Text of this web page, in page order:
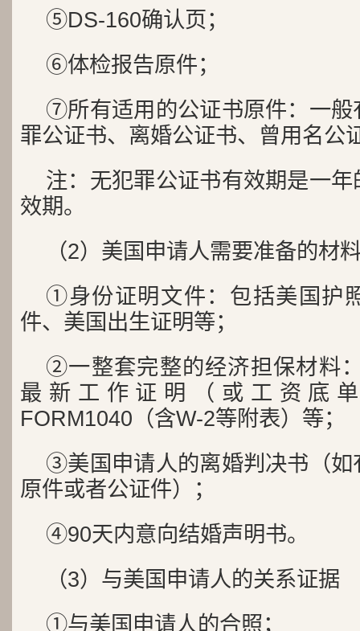
⑤DS-160确认页；
⑥体检报告原件；
⑦所有适用的公证书原件：一般
罪公证书、离婚公证书、曾用名公
注：无犯罪公证书有效期是一
效期。
（2）美国申请人需要准备的材
①身份证明文件：包括美国护
件、美国出生证明等；
②一整套完整的经济担保材料
最新工作证明（或工资底
FORM1040（含W-2等附表）等；
③美国申请人的离婚判决书（如
原件或者公证件）；
④90天内意向结婚声明书。
（3）与美国申请人的关系证据
①与美国申请人的合照；